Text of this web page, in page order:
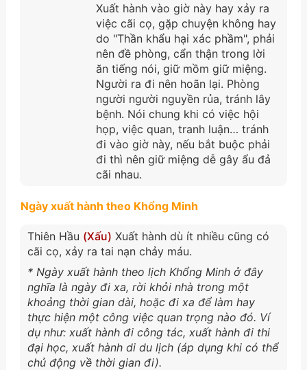
Xuất hành vào giờ này hay xảy ra
việc cãi cọ, gặp chuyện không hay
do "Thần khẩu hại xác phầm", phải
nên đề phòng, cẩn thận trong lời
ăn tiếng nói, giữ mồm giữ miệng.
Người ra đi nên hoãn lại. Phòng
người người nguyền rủa, tránh lây
bệnh. Nói chung khi có việc hội
họp, việc quan, tranh luận… tránh
đi vào giờ này, nếu bắt buộc phải
đi thì nên giữ miệng dễ gây ẩu đả
cãi nhau.
Ngày xuất hành theo Khổng Minh
Thiên Hầu (Xấu) Xuất hành dù ít nhiều cũng có
cãi cọ, xảy ra tai nạn chảy máu.
* Ngày xuất hành theo lịch Khổng Minh ở đây
nghĩa là ngày đi xa, rời khỏi nhà trong một
khoảng thời gian dài, hoặc đi xa để làm hay
thực hiện một công việc quan trọng nào đó. Ví
dụ như: xuất hành đi công tác, xuất hành đi thi
đại học, xuất hành di du lịch (áp dụng khi có thể
chủ động về thời gian đi).